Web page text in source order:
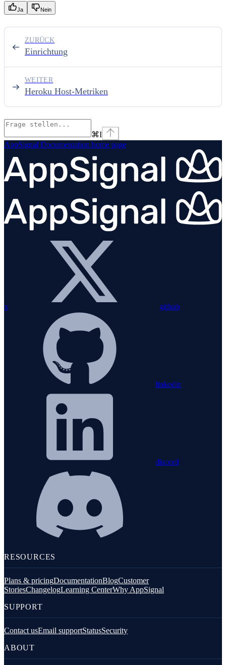
Ja Nein
Einrichtung
ZURÜCK
Heroku Host-Metriken
WEITER
⌘I
AppSignal Documentation home page
x github
linkedin
discord
RESOURCES
Plans & pricingDocumentationBlogCustomer
StoriesChangelogLearning CenterWhy AppSignal
SUPPORT
Contact usEmail supportStatusSecurity
ABOUT